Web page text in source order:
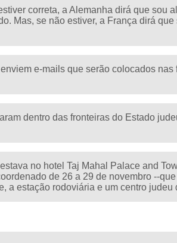
correta, a Alemanha dirá que sou
Mas, se não estiver, a França dirá
e-mails que serão colocados nas
dentro das fronteiras do Estado
no hotel Taj Mahal Palace and
de 26 a 29 de novembro --
a estação rodoviária e um centro judeu